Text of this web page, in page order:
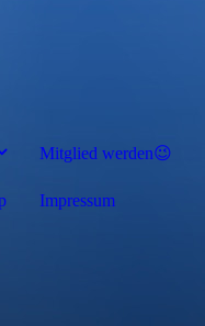
Mitglied werden😉
Impressum